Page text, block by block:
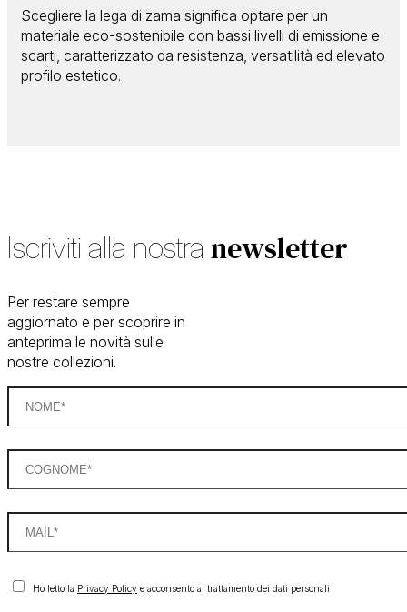
Scegliere la lega di zama significa optare per un
materiale eco-sostenibile con bassi livelli di emissione e
scarti, caratterizzato da resistenza, versatilità ed elevato
profilo estetico.
Iscriviti alla nostra newsletter
Per restare sempre
aggiornato e per scoprire in
anteprima le novità sulle
nostre collezioni.
Ho letto la Privacy Policy e acconsento al trattamento dei dati personali